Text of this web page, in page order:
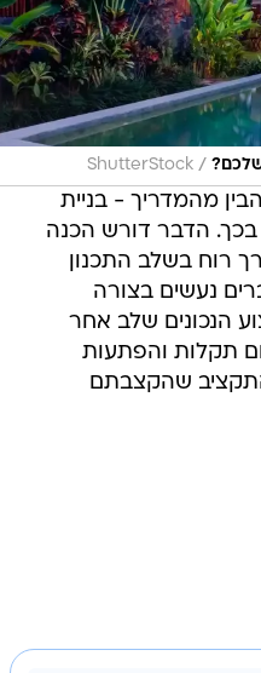
/
ShutterStock
מהמדריך - בניית
הדבר דורש הכנה
רוח בשלב התכנון
נעשים בצורה
הנכונים שלב אחר
תקלות והפתעות
שהקצבתם